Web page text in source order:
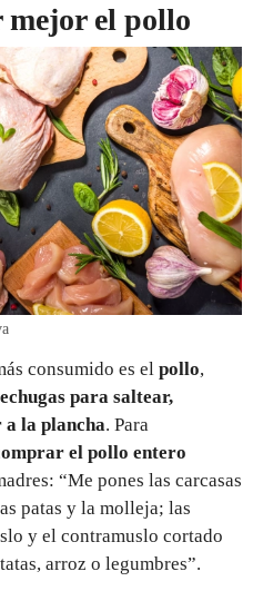
mejor el pollo
consumido es el pollo,
para saltear,
la plancha. Para
el pollo entero
“Me pones las carcasas
patas y la molleja; las
y el contramuslo cortado
arroz o legumbres”.